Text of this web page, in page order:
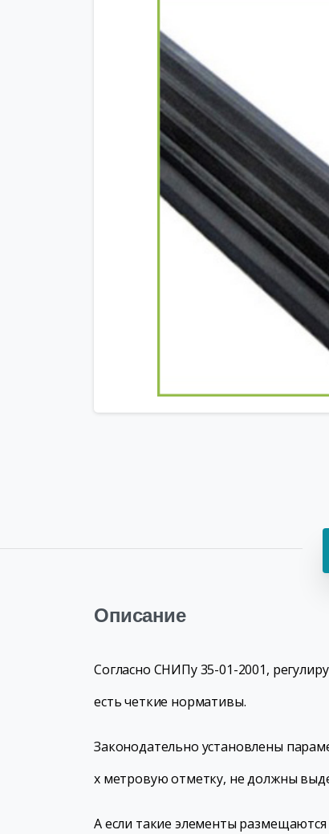
Описание
Согласно СНИПу 35-01-2001,
есть четкие нормативы.
Законодательно установлены
х метровую отметку, не должны
А если такие элементы